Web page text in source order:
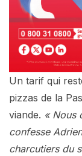
Un tarif qui
pizzas de la
viande. « Nous
confesse
charcutiers du